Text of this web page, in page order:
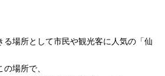
る場所として市民や観光客に人気の「仙
場所で、